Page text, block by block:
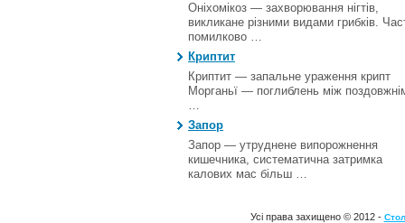
Оніхомікоз — захворювання нігтів,
викликане різними видами грибків.
помилково …
Криптит
Криптит — запальне ураження крипт
Морганьї — поглиблень між
…
Запор
Запор — утруднене випорожнення
кишечника, систематична затримка
калових мас більш …
Усі права захищено © 2012 -